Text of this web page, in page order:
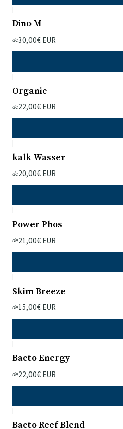
|
Dino M
de30,00€ EUR
|
Organic
de22,00€ EUR
|
kalk Wasser
de20,00€ EUR
|
Power Phos
de21,00€ EUR
|
Skim Breeze
de15,00€ EUR
|
Bacto Energy
de22,00€ EUR
|
Bacto Reef Blend